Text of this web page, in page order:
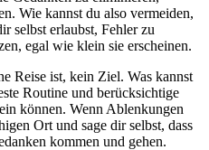
Wie kannst du also vermeiden,
selbst erlaubst, Fehler zu
egal wie klein sie erscheinen.
Reise ist, kein Ziel. Was kannst
Routine und berücksichtige
können. Wenn Ablenkungen
Ort und sage dir selbst, dass
kommen und gehen.